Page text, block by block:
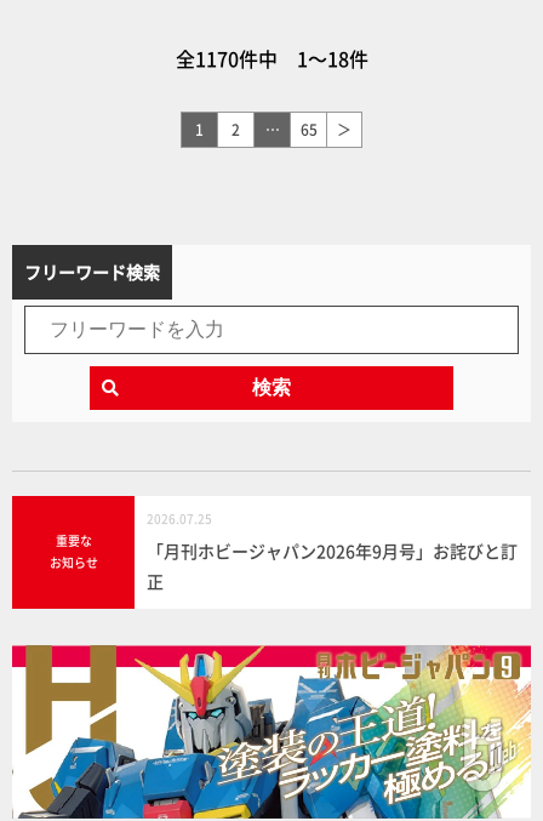
全1170件中 1～18件
1 2 … 65 ＞
フリーワード検索
検索
重要な
お知らせ
2026.07.25
「月刊ホビージャパン2026年9月号」お詫びと訂
正